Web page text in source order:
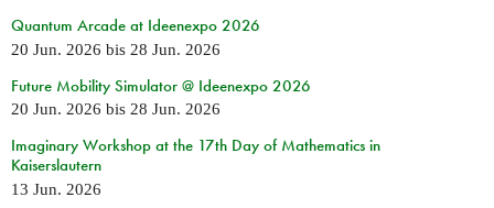
Quantum Arcade at Ideenexpo 2026
20 Jun. 2026 bis 28 Jun. 2026
Future Mobility Simulator @ Ideenexpo 2026
20 Jun. 2026 bis 28 Jun. 2026
Imaginary Workshop at the 17th Day of Mathematics in
Kaiserslautern
13 Jun. 2026